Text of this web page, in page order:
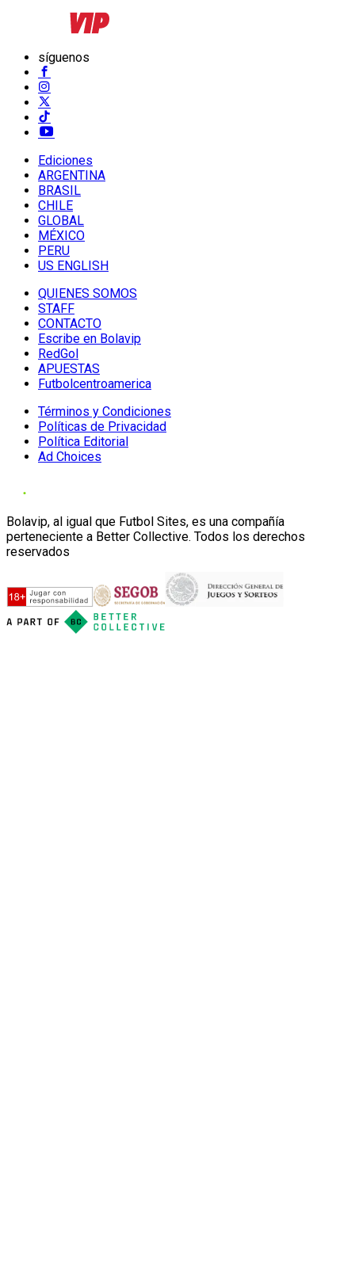
síguenos
Ediciones
ARGENTINA
BRASIL
CHILE
GLOBAL
MÉXICO
PERU
US ENGLISH
QUIENES SOMOS
STAFF
CONTACTO
Escribe en Bolavip
RedGol
APUESTAS
Futbolcentroamerica
Términos y Condiciones
Políticas de Privacidad
Política Editorial
Ad Choices
Bolavip, al igual que Futbol Sites, es una compañía
perteneciente a Better Collective. Todos los derechos
reservados